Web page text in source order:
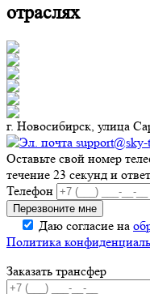
отраслях
г. Новосибирск, улица
support@sky-
Оставьте свой номер
течение 23 секунд и
Телефон
Даю согласие на
Политика
Заказать трансфер